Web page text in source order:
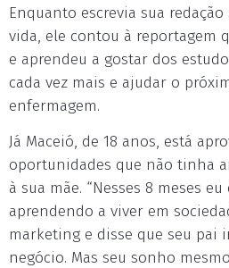
Enquanto escrevia sua
vida, ele contou à reportagem
e aprendeu a gostar dos
cada vez mais e ajudar o
enfermagem.
Já Maceió, de 18 anos, está
oportunidades que não tinha
à sua mãe. “Nesses 8 meses
aprendendo a viver em
marketing e disse que seu pai
negócio. Mas seu sonho